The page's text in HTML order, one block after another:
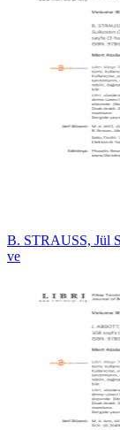
B. STRAUSS, Jül
ve